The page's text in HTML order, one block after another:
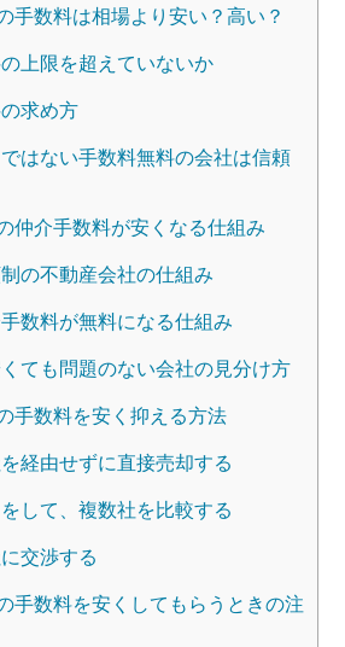
手数料は相場より安い？高い？
上限を超えていないか
求め方
はない手数料無料の会社は信頼
仲介手数料が安くなる仕組み
の不動産会社の仕組み
数料が無料になる仕組み
ても問題のない会社の見分け方
手数料を安く抑える方法
経由せずに直接売却する
して、複数社を比較する
交渉する
手数料を安くしてもらうときの注